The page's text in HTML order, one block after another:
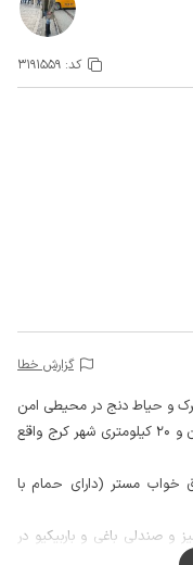
کد: 3191559
گزارش خطا
و حیاط دنج در محیطی امن
در جاده سهیلیه و فاصله حدود 10 کیلومتری کردان و 20 کیلومتری شهر کرج واقع
خواب مستر (دارای حمام با
صندلی باغی و باربیکیو در